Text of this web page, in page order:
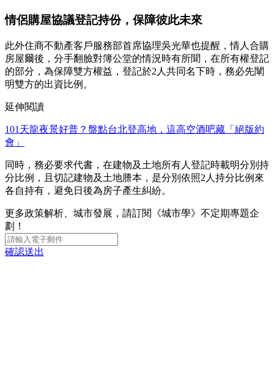
情侶購屋協議登記持份，保障彼此未來
此外住商不動產客戶服務部首席協理吳光華也提醒，情人合購
房屋爾後，分手翻臉對簿公堂的情況時有所聞，在所有權登記
的部分，為保障雙方權益，登記於2人共同名下時，務必先闡
明雙方的出資比例。
延伸閱讀
101天龍夜景好普？盤點台北登高地，這高空酒吧藏「絕版約
會」
同時，務必要求代書，在建物及土地所有人登記時載明分別持
分比例，且切記建物及土地謄本，是分別依照2人持分比例來
各自持有，避免日後為房子產生糾紛。
更多政策解析、城市發展，請訂閱《城市學》不定期專題企
劃！
確認送出